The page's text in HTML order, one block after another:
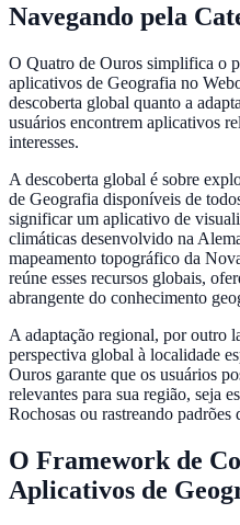
Navegando pela
O Quatro de Ouros simplifica o
aplicativos de Geografia no
descoberta global quanto a
usuários encontrem aplicativos
interesses.
A descoberta global é sobre
de Geografia disponíveis de
significar um aplicativo de
climáticas desenvolvido na
mapeamento topográfico da
reúne esses recursos globais,
abrangente do conhecimento
A adaptação regional, por outro
perspectiva global à localidade
Ouros garante que os usuários
relevantes para sua região, seja
Rochosas ou rastreando
O Framework de
Aplicativos de